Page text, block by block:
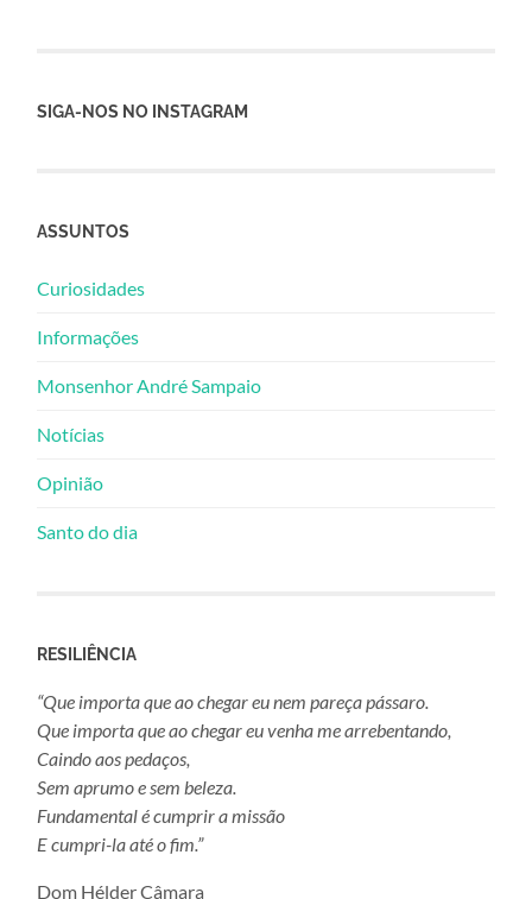
SIGA-NOS NO INSTAGRAM
ASSUNTOS
Curiosidades
Informações
Monsenhor André Sampaio
Notícias
Opinião
Santo do dia
RESILIÊNCIA
“Que importa que ao chegar eu nem pareça pássaro.
Que importa que ao chegar eu venha me arrebentando,
Caindo aos pedaços,
Sem aprumo e sem beleza.
Fundamental é cumprir a missão
E cumpri-la até o fim.”
Dom Hélder Câmara